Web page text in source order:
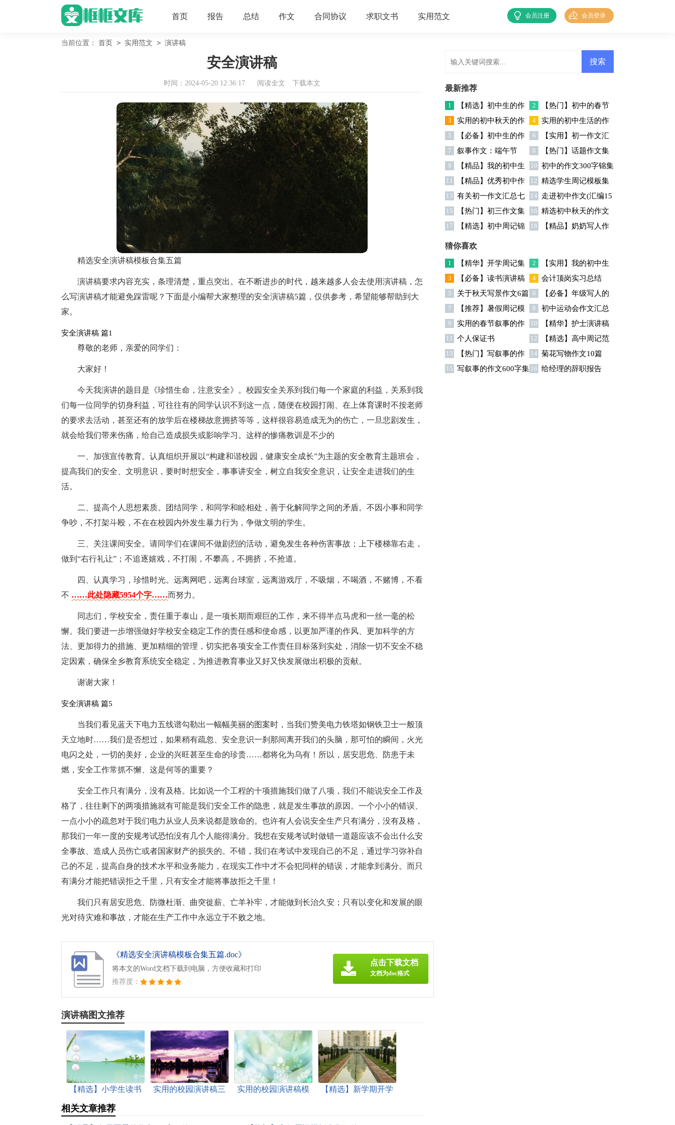
首页 报告 总结 作文 合同协议 求职文书 实用范文 会员登录
会员注册
当前位置： 首页 > 实用范文 > 演讲稿
安全演讲稿
时间：2024-05-20 12:36:17 阅读全文 下载本文
精选安全演讲稿模板合集五篇
演讲稿要求内容充实，条理清楚，重点突出。在不断进步的时代，越来越多人会去使用演讲稿，怎
么写演讲稿才能避免踩雷呢？下面是小编帮大家整理的安全演讲稿5篇，仅供参考，希望能够帮助到大
家。
安全演讲稿 篇1
尊敬的老师，亲爱的同学们：
大家好！
今天我演讲的题目是《珍惜生命，注意安全》。校园安全关系到我们每一个家庭的利益，关系到我
们每一位同学的切身利益，可往往有的同学认识不到这一点，随便在校园打闹、在上体育课时不按老师
的要求去活动，甚至还有的放学后在楼梯故意拥挤等等，这样很容易造成无为的伤亡，一旦悲剧发生，
就会给我们带来伤痛，给自己造成损失或影响学习。这样的惨痛教训是不少的
一、加强宣传教育。认真组织开展以“构建和谐校园，健康安全成长”为主题的安全教育主题班会，
提高我们的安全、文明意识，要时时想安全，事事讲安全，树立自我安全意识，让安全走进我们的生
活。
二、提高个人思想素质。团结同学，和同学和睦相处，善于化解同学之间的矛盾。不因小事和同学
争吵，不打架斗殴，不在在校园内外发生暴力行为，争做文明的学生。
三、关注课间安全。请同学们在课间不做剧烈的活动，避免发生各种伤害事故；上下楼梯靠右走，
做到“右行礼让”；不追逐嬉戏，不打闹，不攀高，不拥挤，不抢道。
四、认真学习，珍惜时光。远离网吧，远离台球室，远离游戏厅，不吸烟，不喝酒，不赌博，不看
不 ……此处隐藏5954个字……而努力。
同志们，学校安全，责任重于泰山，是一项长期而艰巨的工作，来不得半点马虎和一丝一毫的松
懈。我们要进一步增强做好学校安全稳定工作的责任感和使命感，以更加严谨的作风、更加科学的方
法、更加得力的措施、更加精细的管理，切实把各项安全工作责任目标落到实处，消除一切不安全不稳
定因素，确保全乡教育系统安全稳定，为推进教育事业又好又快发展做出积极的贡献。
谢谢大家！
安全演讲稿 篇5
当我们看见蓝天下电力五线谱勾勒出一幅幅美丽的图案时，当我们赞美电力铁塔如钢铁卫士一般顶
天立地时……我们是否想过，如果稍有疏忽、安全意识一刹那间离开我们的头脑，那可怕的瞬间，火光
电闪之处，一切的美好，企业的兴旺甚至生命的珍贵……都将化为乌有！所以，居安思危、防患于未
燃，安全工作常抓不懈、这是何等的重要？
安全工作只有满分，没有及格。比如说一个工程的十项措施我们做了八项，我们不能说安全工作及
格了，往往剩下的两项措施就有可能是我们安全工作的隐患，就是发生事故的原因。一个小小的错误、
一点小小的疏忽对于我们电力从业人员来说都是致命的。也许有人会说安全生产只有满分，没有及格，
那我们一年一度的安规考试恐怕没有几个人能得满分。我想在安规考试时做错一道题应该不会出什么安
全事故、造成人员伤亡或者国家财产的损失的。不错，我们在考试中发现自己的不足，通过学习弥补自
己的不足，提高自身的技术水平和业务能力，在现实工作中才不会犯同样的错误，才能拿到满分。而只
有满分才能把错误拒之千里，只有安全才能将事故拒之千里！
我们只有居安思危、防微杜渐、曲突徙薪、亡羊补牢，才能做到长治久安；只有以变化和发展的眼
光对待灾难和事故，才能在生产工作中永远立于不败之地。
《精选安全演讲稿模板合集五篇.doc》
将本文的Word文档下载到电脑，方便收藏和打印
推荐度：
点击下载文档
文档为doc格式
演讲稿图文推荐
【精选】小学生读书
实用的校园演讲稿三
实用的校园演讲稿模
【精选】新学期开学
相关文章推荐
最新推荐
1
【精选】初中生的作
文锦集5篇
2
【热门】初中的春节
作文集合6篇
3
实用的初中秋天的作
文八篇
4
实用的初中生活的作
文合集6篇
5
【必备】初中生的作
文锦集9篇
6
【实用】初一作文汇
编九篇
7 叙事作文：端午节 8
【热门】话题作文集
合5篇
9
【精品】我的初中生
活作文锦集十篇
10 初中的作文300字锦集
六篇
11
【精品】优秀初中作
文集合九篇
12 精选学生周记模板集
合四篇
13 有关初一作文汇总七
篇
14
走进初中作文(汇编15
篇)
15
【热门】初三作文集
合8篇
16 精选初中秋天的作文
六篇
17
【精选】初中周记锦
集十篇
18
【精品】奶奶写人作
猜你喜欢
1
【精华】开学周记集
合七篇
2
【实用】我的初中生
活作文锦集八篇
3
【必备】读书演讲稿
汇总9篇
4 会计顶岗实习总结
5 关于秋天写景作文6篇 6
【必备】年级写人的
作文300字汇总六篇
7
【推荐】暑假周记模
板锦集八篇
8
初中运动会作文汇总
十篇
9
实用的春节叙事的作
文汇总6篇
10
【精华】护士演讲稿
七篇
11 个人保证书 12
【精选】高中周记范
文汇总7篇
13
【热门】写叙事的作
文十篇
14 菊花写物作文10篇
15 写叙事的作文600字集 16 给经理的辞职报告